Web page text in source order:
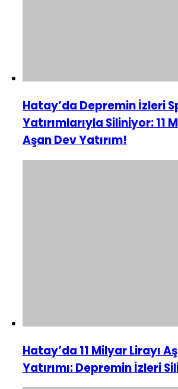
Hatay’da Depremin İzleri
Yatırımlarıyla Siliniyor: 11
Aşan Dev Yatırım!
Hatay’da 11 Milyar Lirayı
Yatırımı: Depremin İzleri